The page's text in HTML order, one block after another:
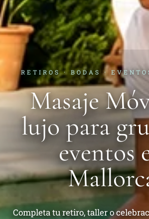
RETIROS · BODAS ·
Masaje
lujo para
eventos
Completa tu retiro, taller o